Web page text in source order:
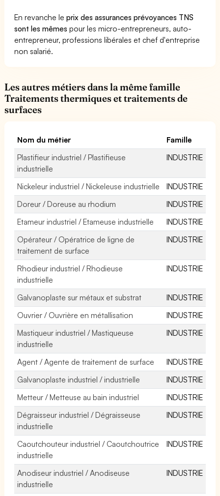
En revanche leprix des assurances prévoyances TNS
sont les mêmes pour les micro-entrepreneurs, auto-
entrepreneur, professions libérales et chef d'entreprise
non salarié.
Les autres métiers dans la même famille
Traitements thermiques et traitements de
surfaces
Nom du métier
Famille
Plastifieur industriel / Plastifieuse
industrielle
INDUSTRIE
Nickeleur industriel / Nickeleuse industrielle
INDUSTRIE
Doreur / Doreuse au rhodium
INDUSTRIE
Etameur industriel / Etameuse industrielle
INDUSTRIE
Opérateur / Opératrice de ligne de
traitement de surface
INDUSTRIE
Rhodieur industriel / Rhodieuse
industrielle
INDUSTRIE
Galvanoplaste sur métaux et substrat
INDUSTRIE
Ouvrier / Ouvrière en métallisation
INDUSTRIE
Mastiqueur industriel / Mastiqueuse
industrielle
INDUSTRIE
Agent / Agente de traitement de surface
INDUSTRIE
Galvanoplaste industriel / industrielle
INDUSTRIE
Metteur / Metteuse au bain industriel
INDUSTRIE
Dégraisseur industriel / Dégraisseuse
industrielle
INDUSTRIE
Caoutchouteur industriel / Caoutchoutrice
industrielle
INDUSTRIE
Anodiseur industriel / Anodiseuse
industrielle
INDUSTRIE